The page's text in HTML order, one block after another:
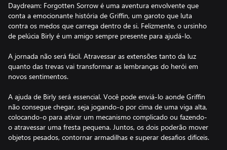
Daydream: Forgotten Sorrow é uma aventura envolvente que
conta a emocionante história de Griffin, um garoto que luta
contra os medos que carrega dentro de si. Felizmente, o ursinho
de pelúcia Birly é um amigo sempre presente para ajudá-lo.
A jornada não será fácil. Atravessar as extensões tanto da luz
quanto das trevas vai transformar as lembranças do herói em
novos sentimentos.
A ajuda de Birly será essencial. Você pode enviá-lo aonde Griffin
não consegue chegar, seja jogando-o por cima de uma viga alta,
colocando-o para ativar um mecanismo complicado ou fazendo-
o atravessar uma fresta pequena. Juntos, os dois poderão mover
objetos pesados, contornar armadilhas e superar desafios difíceis.